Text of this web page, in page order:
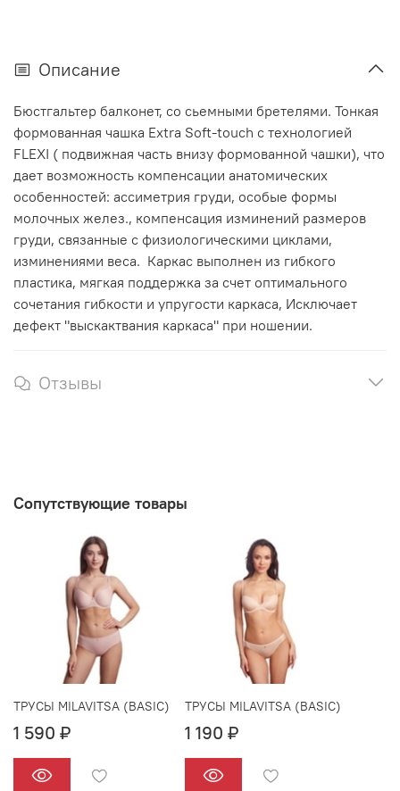
Описание
Бюстгальтер балконет, со сьемными бретелями. Тонкая
формованная чашка Extra Soft-touch c технологией
FLEXI ( подвижная часть внизу формованной чашки), что
дает возможность компенсации анатомических
особенностей: ассиметрия груди, особые формы
молочных желез., компенсация изминений размеров
груди, связанные с физиологическими циклами,
изминениями веса. Каркас выполнен из гибкого
пластика, мягкая поддержка за счет оптимального
сочетания гибкости и упругости каркаса, Исключает
дефект "выскактвания каркаса" при ношении.
Отзывы
Сопутствующие товары
ТРУСЫ MILAVITSA (BASIC)
1 590 ₽
ТРУСЫ MILAVITSA (BASIC)
1 190 ₽